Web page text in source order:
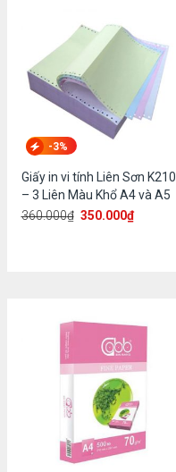
-3%
Giấy in vi tính Liên Sơn K210
– 3 Liên Màu Khổ A4 và A5
360.000₫ 350.000₫